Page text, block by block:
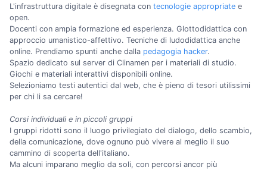
L'infrastruttura digitale è disegnata con tecnologie appropriate e
open.
Docenti con ampia formazione ed esperienza. Glottodidattica con
approccio umanistico-affettivo. Tecniche di ludodidattica anche
online. Prendiamo spunti anche dalla pedagogia hacker.
Spazio dedicato sul server di Clinamen per i materiali di studio.
Giochi e materiali interattivi disponibili online.
Selezioniamo testi autentici dal web, che è pieno di tesori utilissimi
per chi li sa cercare!
Corsi individuali e in piccoli gruppi
I gruppi ridotti sono il luogo privilegiato del dialogo, dello scambio,
della comunicazione, dove ognuno può vivere al meglio il suo
cammino di scoperta dell'italiano.
Ma alcuni imparano meglio da soli, con percorsi ancor più